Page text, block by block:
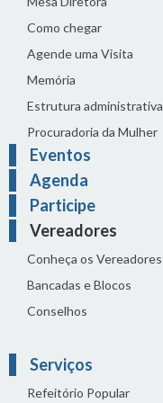
Como chegar
Agende uma Visita
Memória
Estrutura administrativa
Procuradoria da Mulher
Eventos
Agenda
Participe
Vereadores
Conheça os Vereadores
Bancadas e Blocos
Conselhos
Serviços
Refeitório Popular